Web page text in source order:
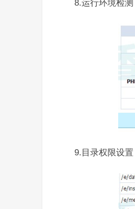
8.运行环境检测
9.目录权限设置